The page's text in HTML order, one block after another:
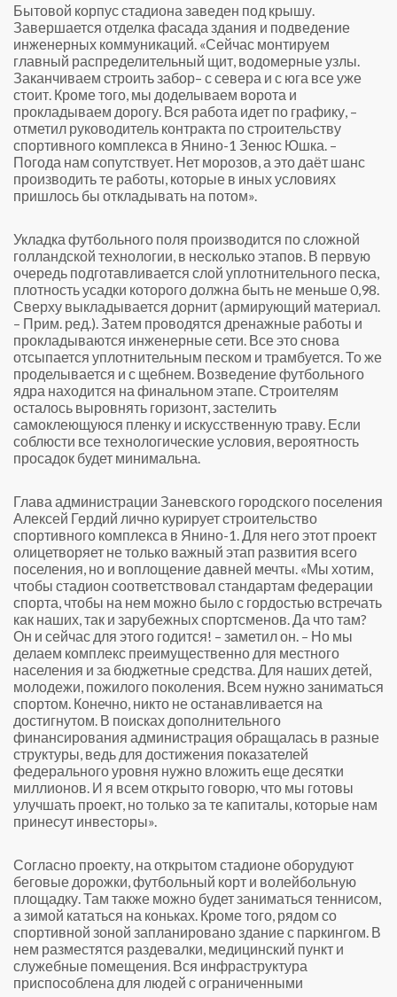
Бытовой корпус стадиона заведен под крышу.
Завершается отделка фасада здания и подведение
инженерных коммуникаций. «Сейчас монтируем
главный распределительный щит, водомерные узлы.
Заканчиваем строить забор– с севера и с юга все уже
стоит. Кроме того, мы доделываем ворота и
прокладываем дорогу. Вся работа идет по графику, –
отметил руководитель контракта по строительству
спортивного комплекса в Янино-1 Зенюс Юшка. –
Погода нам сопутствует. Нет морозов, а это даёт шанс
производить те работы, которые в иных условиях
пришлось бы откладывать на потом».
Укладка футбольного поля производится по сложной
голландской технологии, в несколько этапов. В первую
очередь подготавливается слой уплотнительного песка,
плотность усадки которого должна быть не меньше 0,98.
Сверху выкладывается дорнит (армирующий материал.
– Прим. ред.). Затем проводятся дренажные работы и
прокладываются инженерные сети. Все это снова
отсыпается уплотнительным песком и трамбуется. То же
проделывается и с щебнем. Возведение футбольного
ядра находится на финальном этапе. Строителям
осталось выровнять горизонт, застелить
самоклеющуюся пленку и искусственную траву. Если
соблюсти все технологические условия, вероятность
просадок будет минимальна.
Глава администрации Заневского городского поселения
Алексей Гердий лично курирует строительство
спортивного комплекса в Янино-1. Для него этот проект
олицетворяет не только важный этап развития всего
поселения, но и воплощение давней мечты. «Мы хотим,
чтобы стадион соответствовал стандартам федерации
спорта, чтобы на нем можно было с гордостью встречать
как наших, так и зарубежных спортсменов. Да что там?
Он и сейчас для этого годится! – заметил он. – Но мы
делаем комплекс преимущественно для местного
населения и за бюджетные средства. Для наших детей,
молодежи, пожилого поколения. Всем нужно заниматься
спортом. Конечно, никто не останавливается на
достигнутом. В поисках дополнительного
финансирования администрация обращалась в разные
структуры, ведь для достижения показателей
федерального уровня нужно вложить еще десятки
миллионов. И я всем открыто говорю, что мы готовы
улучшать проект, но только за те капиталы, которые нам
принесут инвесторы».
Согласно проекту, на открытом стадионе оборудуют
беговые дорожки, футбольный корт и волейбольную
площадку. Там также можно будет заниматься теннисом,
а зимой кататься на коньках. Кроме того, рядом со
спортивной зоной запланировано здание с паркингом. В
нем разместятся раздевалки, медицинский пункт и
служебные помещения. Вся инфраструктура
приспособлена для людей с ограниченными